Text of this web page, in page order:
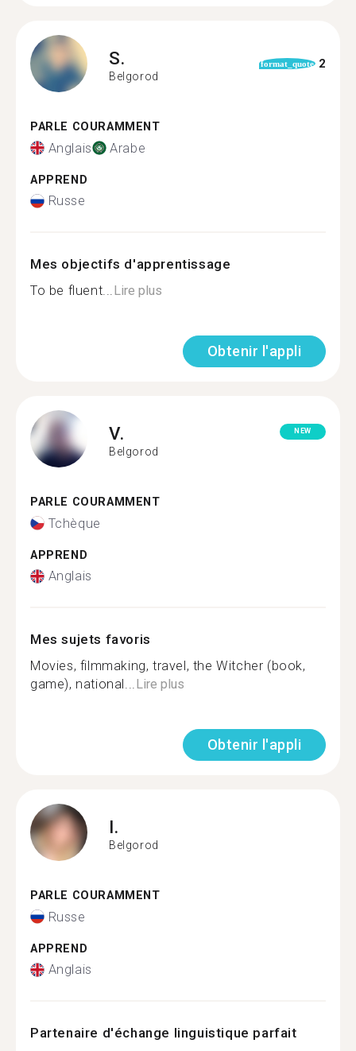
S.
Belgorod
format_quote 2
PARLE COURAMMENT
Anglais Arabe
APPREND
Russe
Mes objectifs d'apprentissage
To be fluent...Lire plus
Obtenir l'appli
V.
Belgorod
NEW
PARLE COURAMMENT
Tchèque
APPREND
Anglais
Mes sujets favoris
Movies, filmmaking, travel, the Witcher (book,
game), national...Lire plus
Obtenir l'appli
I.
Belgorod
PARLE COURAMMENT
Russe
APPREND
Anglais
Partenaire d'échange linguistique parfait